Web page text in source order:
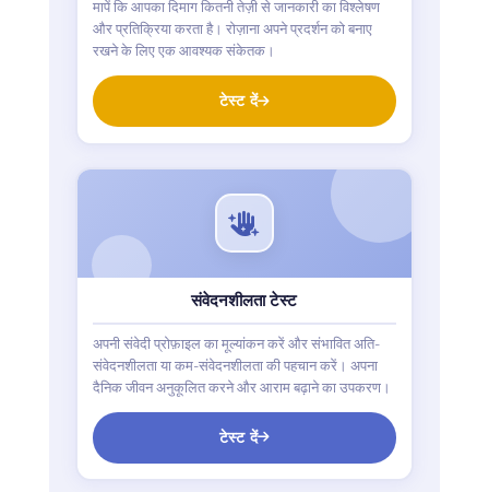
मापें कि आपका दिमाग कितनी तेज़ी से जानकारी का विश्लेषण
और प्रतिक्रिया करता है। रोज़ाना अपने प्रदर्शन को बनाए
रखने के लिए एक आवश्यक संकेतक।
टेस्ट दें
संवेदनशीलता टेस्ट
अपनी संवेदी प्रोफ़ाइल का मूल्यांकन करें और संभावित अति-
संवेदनशीलता या कम-संवेदनशीलता की पहचान करें। अपना
दैनिक जीवन अनुकूलित करने और आराम बढ़ाने का उपकरण।
टेस्ट दें